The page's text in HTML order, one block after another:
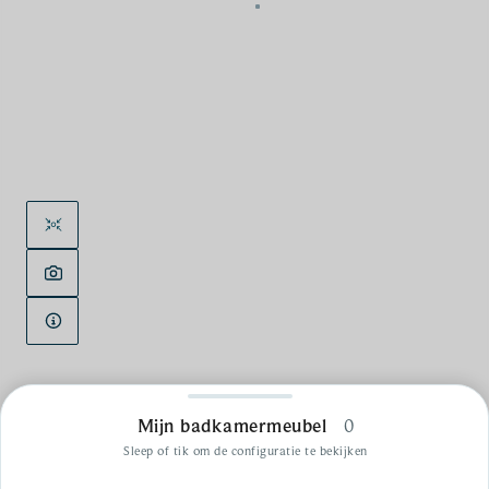
Mijn badkamermeubel 0
Sleep of tik om de configuratie te bekijken